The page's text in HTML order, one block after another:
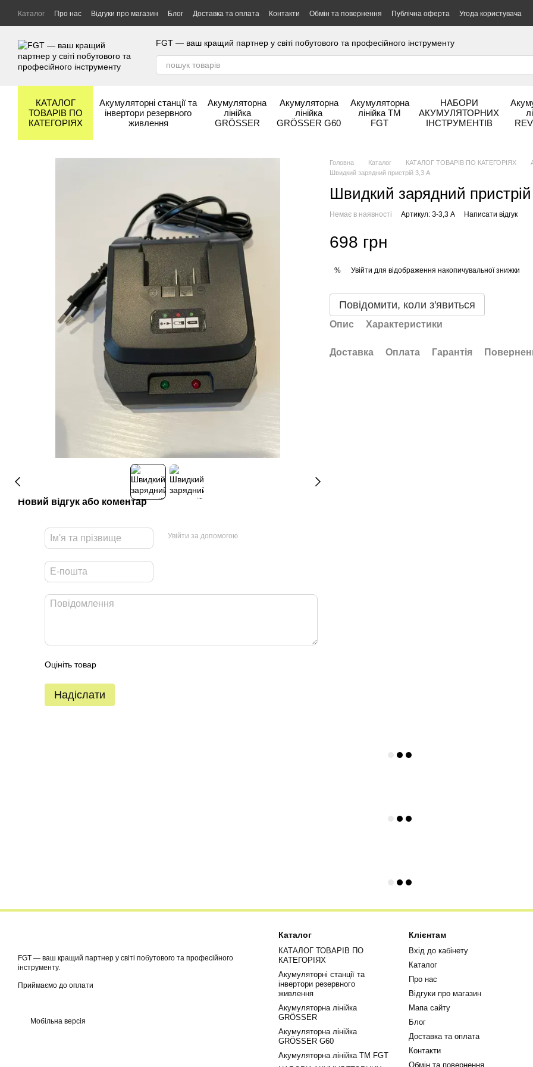
Перейти до основного контенту
Каталог Про нас Відгуки про магазин Блог Доставка та оплата Контакти Обмін та повернення Публічна оферта
Угода користувача
Гарантія та сервіс
Бренди
FGT — ваш кращий партнер у світі побутового та професійного інструменту
КАТАЛОГ
ТОВАРІВ ПО
КАТЕГОРІЯХ
Акумуляторні станції та
інвертори резервного
живлення
Акумуляторна
лінійка
GRÖSSER
Акумуляторна
лінійка
GRÖSSER G60
Акумуляторна
лінійка ТМ
FGT
НАБОРИ
АКУМУЛЯТОРНИХ
ІНСТРУМЕНТІВ
Новий відгук або коментар
Увійти за допомогою
Оцініть товар
Надіслати
Головна Каталог КАТАЛОГ ТОВАРІВ ПО КАТЕГОРІЯХ
Швидкий зарядний пристрій 3,3 А
Швидкий зарядний
Немає в наявності Артикул: З-3,3 А Написати відгук
698 грн
% Увійти для відображення накопичувальної знижки
Повідомити, коли з'явиться
Опис Характеристики
Доставка Оплата Гарантія
FGT — ваш кращий партнер у світі побутового та професійного
інструменту.
Приймаємо до оплати
Мобільна версія
Каталог
КАТАЛОГ ТОВАРІВ ПО
КАТЕГОРІЯХ
Акумуляторні станції та
інвертори резервного
живлення
Акумуляторна лінійка
GRÖSSER
Акумуляторна лінійка
GRÖSSER G60
Акумуляторна лінійка ТМ FGT
Клієнтам
Вхід до кабінету
Каталог
Про нас
Відгуки про магазин
Мапа сайту
Блог
Доставка та оплата
Контакти
Обмін та повернення